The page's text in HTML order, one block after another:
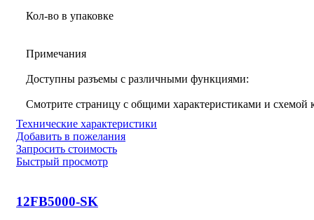
Кол-во в упаковке
Примечания
Доступны разъемы с различными функциями:
Смотрите страницу с общими характеристиками и схемой
Технические характеристики
Добавить в пожелания
Запросить стоимость
Быстрый просмотр
12FB5000-SK